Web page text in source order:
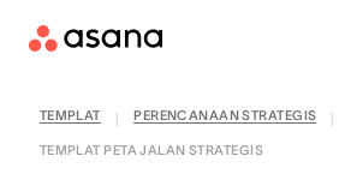
TEMPLAT PERENCANAAN STRATEGIS
TEMPLAT PETA JALAN STRATEGIS